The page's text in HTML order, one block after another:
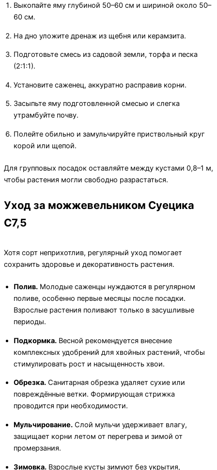
Выкопайте яму глубиной 50–60 см и шириной около 50–
60 см.
На дно уложите дренаж из щебня или керамзита.
Подготовьте смесь из садовой земли, торфа и песка
(2:1:1).
Установите саженец, аккуратно расправив корни.
Засыпьте яму подготовленной смесью и слегка
утрамбуйте почву.
Полейте обильно и замульчируйте приствольный круг
корой или щепой.
Для групповых посадок оставляйте между кустами 0,8–1 м,
чтобы растения могли свободно разрастаться.
Уход за можжевельником Суецика
C7,5
Хотя сорт неприхотлив, регулярный уход помогает
сохранить здоровье и декоративность растения.
Полив. Молодые саженцы нуждаются в регулярном
поливе, особенно первые месяцы после посадки.
Взрослые растения поливают только в засушливые
периоды.
Подкормка. Весной рекомендуется внесение
комплексных удобрений для хвойных растений, чтобы
стимулировать рост и насыщенность хвои.
Обрезка. Санитарная обрезка удаляет сухие или
повреждённые ветки. Формирующая стрижка
проводится при необходимости.
Мульчирование. Слой мульчи удерживает влагу,
защищает корни летом от перегрева и зимой от
промерзания.
Зимовка. Взрослые кусты зимуют без укрытия,